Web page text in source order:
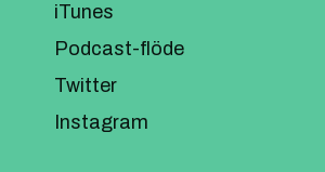
iTunes
Podcast-flöde
Twitter
Instagram